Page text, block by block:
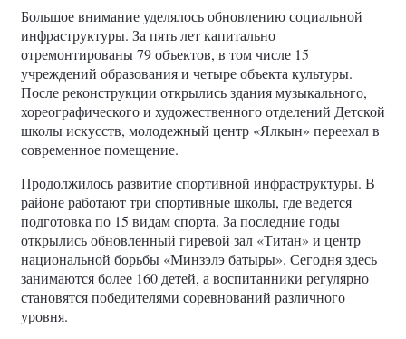
Большое внимание уделялось обновлению социальной
инфраструктуры. За пять лет капитально
отремонтированы 79 объектов, в том числе 15
учреждений образования и четыре объекта культуры.
После реконструкции открылись здания музыкального,
хореографического и художественного отделений Детской
школы искусств, молодежный центр «Ялкын» переехал в
современное помещение.
Продолжилось развитие спортивной инфраструктуры. В
районе работают три спортивные школы, где ведется
подготовка по 15 видам спорта. За последние годы
открылись обновленный гиревой зал «Титан» и центр
национальной борьбы «Минзэлэ батыры». Сегодня здесь
занимаются более 160 детей, а воспитанники регулярно
становятся победителями соревнований различного
уровня.